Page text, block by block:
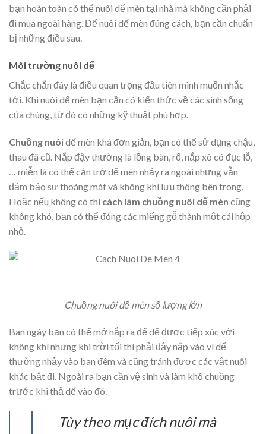
bạn hoàn toàn có thể nuôi dế mèn tại nhà mà không cần phải
đi mua ngoài hàng. Để nuôi dế mèn đúng cách, bạn cần chuẩn
bị những điều sau.
Môi trường nuôi dế
Chắc chắn đây là điều quan trọng đầu tiên mình muốn nhắc
tới. Khi nuôi dế mèn bạn cần có kiến thức về các sinh sống
của chúng, từ đó có những kỹ thuật phù hợp.
Chuồng nuôidế mèn khá đơn giản, bạn có thể sử dụng chậu,
thau đã cũ. Nắp đậy thường là lồng bàn, rổ, nắp xô có đục lỗ,
… miễn là có thể cản trở dế mèn nhảy ra ngoài nhưng vẫn
đảm bảo sự thoáng mát và không khí lưu thông bên trong.
Hoặc nếu không có thì cách làm chuồng nuôi dế mèn cũng
không khó, bạn có thể đóng các miếng gỗ thành một cái hộp
nhỏ.
Chuồng nuôi dế mèn số lượng lớn
Ban ngày bạn có thể mở nắp ra để dế được tiếp xúc với
không khí nhưng khi trời tối thì phải đậy nắp vào vì dế
thường nhảy vào ban đêm và cũng tránh được các vật nuôi
khác bắt đi. Ngoài ra bạn cần vệ sinh và làm khô chuồng
trước khi thả dế vào đó.
Tùy theo mục đích nuôi mà